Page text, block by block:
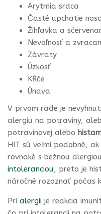
Arytmia srdca
Časté upchatie
Žihľavka a
Nevoľnosť a
Závraty
Úzkosť
Kŕče
Únava
V prvom rade je
alergiu na potraviny,
potravinovej alebo
HIT sú veľmi podobné,
rovnaké s bežnou
intoleranciou, preto je
náročné rozoznať počas
Pri alergii je reakcia